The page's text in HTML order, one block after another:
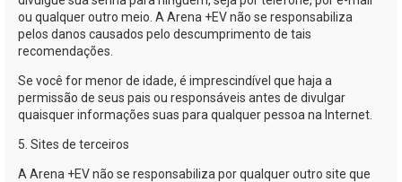
ou qualquer outro meio. A Arena +EVnão se responsabiliza
pelos danos causados pelo descumprimento de tais
recomendações.
Se você for menor de idade, é imprescindível que haja a
permissão de seus pais ou responsáveis antes de divulgar
quaisquer informações suas para qualquer pessoa na Internet.
5. Sites de terceiros
A Arena +EVnão se responsabiliza por qualquer outro site que